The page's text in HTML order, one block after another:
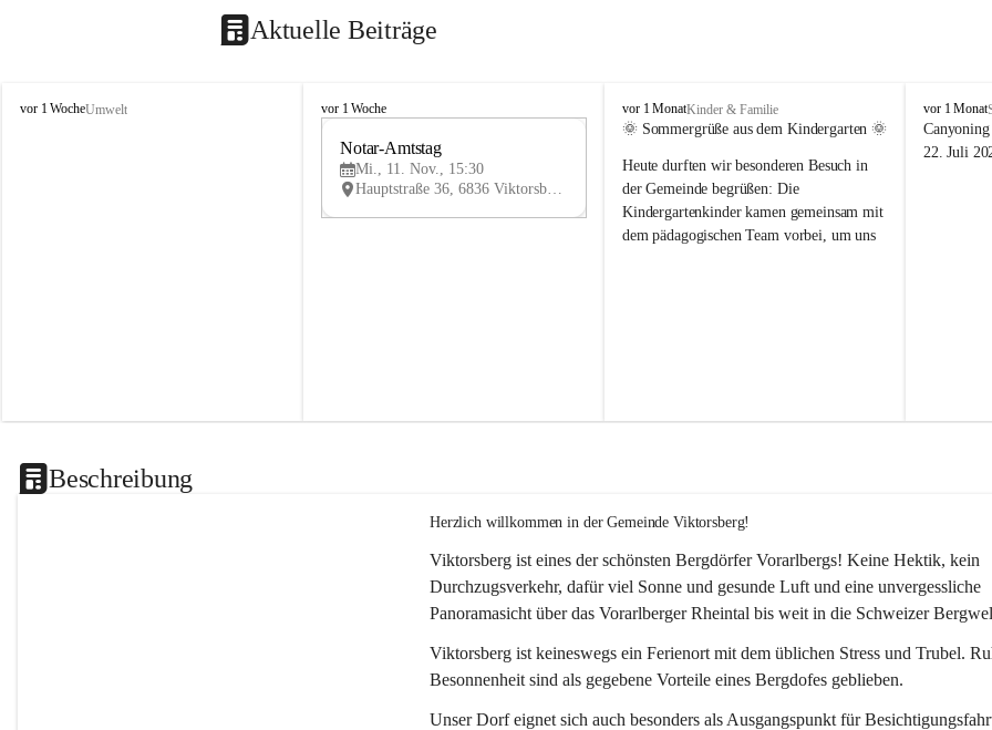
Aktuelle Beiträge
V
vor 1 WocheUmwelt
V
vor 1 Woche
V
Notar-Amtstag
Mi., 11. Nov., 15:30
Hauptstraße 36, 6836 Viktorsberg, AUT
V
i
t
o
r
s
vor 1 MonatKinder & Familie
🌞 Sommergrüße aus dem Kindergarten 🌞
Heute durften wir besonderen Besuch in
der Gemeinde begrüßen: Die
Kindergartenkinder kamen gemeinsam mit
dem pädagogischen Team vorbei, um uns
V
i
k
vor 1 Monat
22. Juli
Beschreibung
Herzlich willkommen in der Gemeinde Viktorsberg!
Viktorsberg ist eines der schönsten Bergdörfer Vorarlbergs! Keine Hektik, kein
Durchzugsverkehr, dafür viel Sonne und gesunde Luft und eine unvergessliche
Panoramasicht über das Vorarlberger Rheintal bis weit in die Schweizer
Viktorsberg ist keineswegs ein Ferienort mit dem üblichen Stress und Trubel.
Besonnenheit sind als gegebene Vorteile eines Bergdofes geblieben.
Unser Dorf eignet sich auch besonders als Ausgangspunkt für